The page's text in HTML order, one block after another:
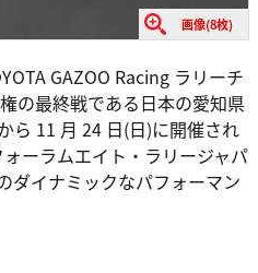
画像(8枚)
GAZOO Racing ラリーチ
の最終戦である日本の愛知県
ら 11 月 24 日(日)に開催され
ーラムエイト・ラリージャパ
ダイナミックなパフォーマン